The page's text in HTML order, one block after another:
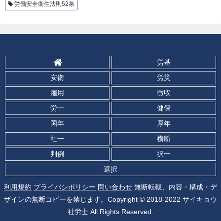
労働安全衛生法則52条
労基
安衛
労災
雇用
徴収
労一
健保
国年
厚年
社一
横断
判例
択一
選択
利用規約 プライバシポリシー 問い合わせ 無断転載、内容・構成・デ
ザインの無断コピーを禁じます。Copyright © 2018-2022 サイキョウ
社労士 All Rights Reserved.